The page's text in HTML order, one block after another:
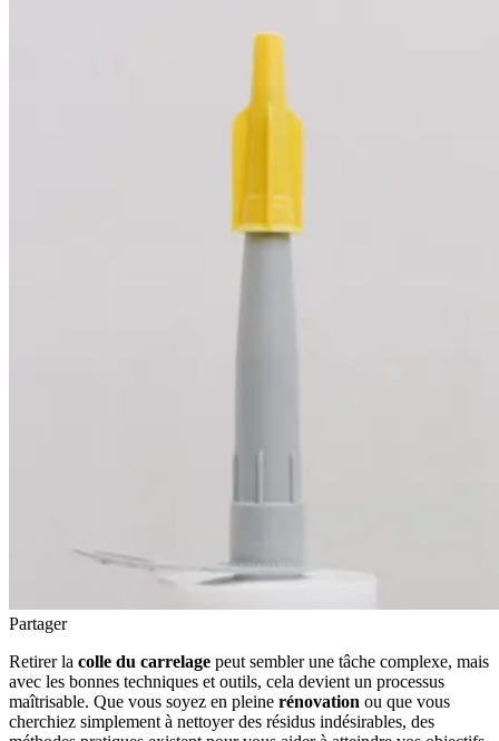
Partager
Retirer la colle du carrelage peut sembler une tâche complexe, mais
avec les bonnes techniques et outils, cela devient un processus
maîtrisable. Que vous soyez en pleine rénovation ou que vous
cherchiez simplement à nettoyer des résidus indésirables, des